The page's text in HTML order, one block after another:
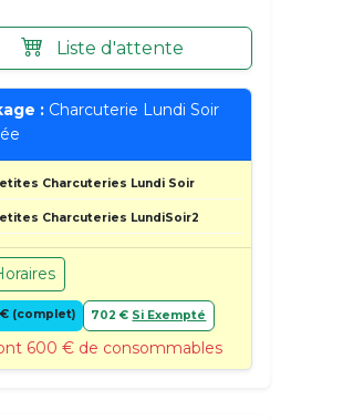
Liste d'attente
: Charcuterie Lundi Soir
Charcuteries Lundi Soir
Charcuteries LundiSoir2
(complet) 702 € Si Exempté
600 € de consommables